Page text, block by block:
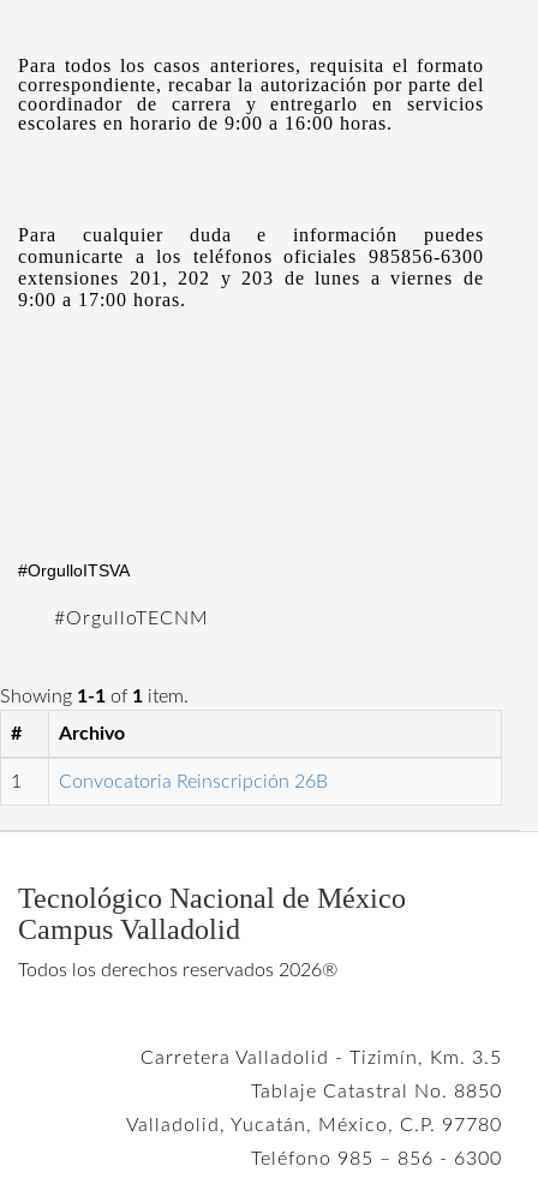
Para todos los casos anteriores, requisita el formato
correspondiente, recabar la autorización por parte del
coordinador de carrera y entregarlo en servicios
escolares en horario de 9:00 a 16:00 horas.
Para cualquier duda e información puedes
comunicarte a los teléfonos oficiales 985856-6300
extensiones 201, 202 y 203 de lunes a viernes de
9:00 a 17:00 horas.
#OrgulloITSVA
#OrgulloTECNM
Showing 1-1 of 1 item.
#
Archivo
1 Convocatoria Reinscripción 26B
Tecnológico Nacional de México
Campus Valladolid
Todos los derechos reservados 2026®
Carretera Valladolid - Tizimín, Km. 3.5
Tablaje Catastral No. 8850
Valladolid, Yucatán, México, C.P. 97780
Teléfono 985 – 856 - 6300